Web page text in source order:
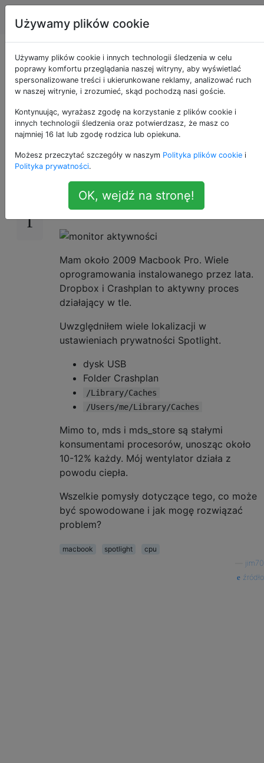
Apple Tagi
mds i mds_stores
stale zużywają
procesor
146
mds i mds_stores są stałymi konsumentami
powinno się zmienić na dysku twardym.
Monitor aktywności:
Mam około 2009 Macbook Pro. Wiele
oprogramowania instalowanego przez lata.
Dropbox i Crashplan to aktywny proces
działający w tle.
Uwzględniłem wiele lokalizacji w
ustawieniach prywatności Spotlight.
dysk USB
Folder Crashplan
/Library/Caches
/Users/me/Library/Caches
Mimo to, mds i mds_store są stałymi
konsumentami procesorów, unosząc około
10-12% każdy. Mój wentylator działa z
powodu ciepła.
Wszelkie pomysły dotyczące tego, co może
być spowodowane i jak mogę rozwiązać
problem?
macbook spotlight
cpu
jim70
źródło
Używamy plików cookie
Używamy plików cookie i innych technologii śledzenia w celu
poprawy komfortu przeglądania naszej witryny, aby wyświetlać
spersonalizowane treści i ukierunkowane reklamy, analizować ruch
w naszej witrynie, i zrozumieć, skąd pochodzą nasi goście.
Kontynuując, wyrażasz zgodę na korzystanie z plików cookie i
innych technologii śledzenia oraz potwierdzasz, że masz co
najmniej 16 lat lub zgodę rodzica lub opiekuna.
Możesz przeczytać szczegóły w naszym Polityka plików cookie i
Polityka prywatności.
OK, wejdź na stronę!